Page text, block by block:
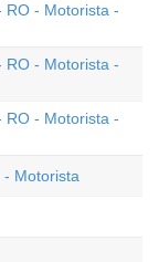
RO - Motorista -
RO - Motorista -
RO - Motorista -
- Motorista